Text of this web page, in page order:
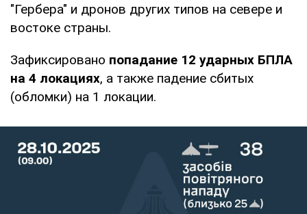
"Гербера" и дронов других типов на севере и
востоке страны.
Зафиксировано попадание 12 ударных БПЛА
на 4 локациях, а также падение сбитых
(обломки) на 1 локации.